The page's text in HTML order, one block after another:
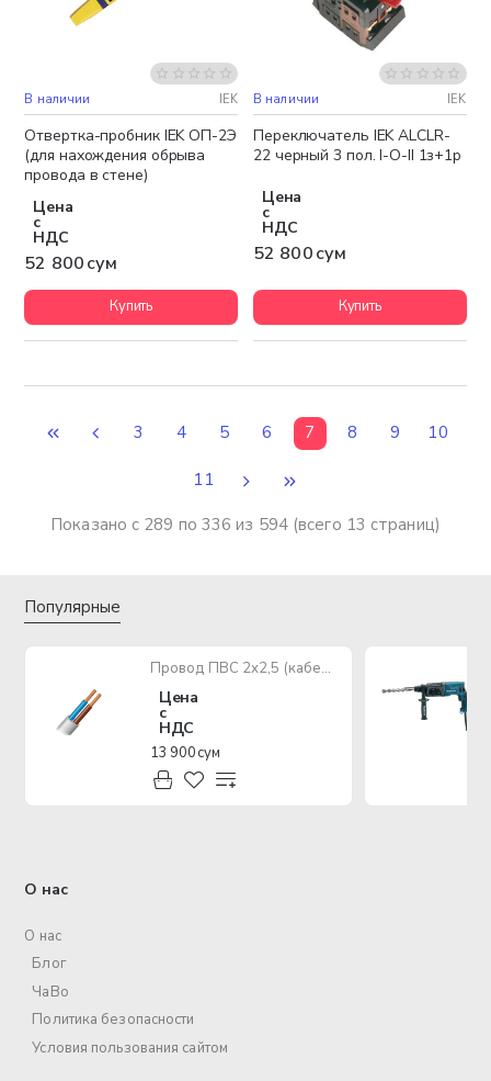
В наличии IEK
Отвертка-пробник IEK ОП-2Э
(для нахождения обрыва
провода в стене)
Цена
с
НДС
52 800 сум
Купить
В наличии IEK
Переключатель IEK АLСLR-
22 черный 3 пол. I-O-II 1з+1р
Цена
с
НДС
52 800 сум
Купить
3 4 5 6 7 8 9 10
11
Показано с 289 по 336 из 594 (всего 13 страниц)
Популярные
Провод ПВС 2х2,5 (кабель медный многожильный)
Цена
с
НДС
13 900 сум
О нас
О нас
Блог
ЧаВо
Политика безопасности
Условия пользования сайтом